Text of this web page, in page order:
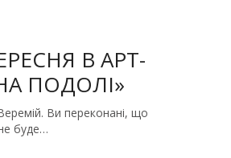
В АРТ-
ПОДОЛІ»
Ви переконані, що
буде…